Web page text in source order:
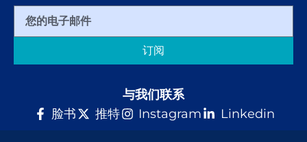
订阅
与我们联系
脸书
推特 Instagram Linkedin